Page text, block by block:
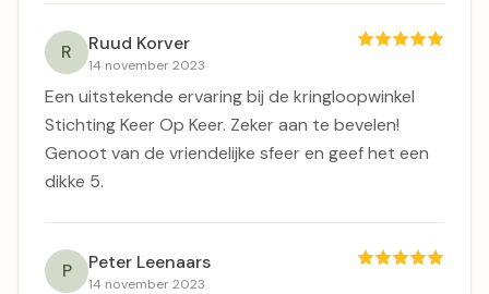
R Ruud Korver
14 november 2023
Een uitstekende ervaring bij de kringloopwinkel
Stichting Keer Op Keer. Zeker aan te bevelen!
Genoot van de vriendelijke sfeer en geef het een
dikke 5.
P Peter Leenaars
14 november 2023